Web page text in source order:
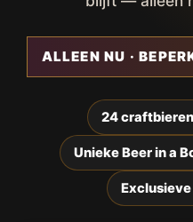
ALLEEN NU ·
24
Unieke Beer in a